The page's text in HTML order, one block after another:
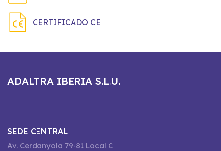
CERTIFICADO CE
ADALTRA IBERIA S.L.U.
SEDE CENTRAL
Av. Cerdanyola 79-81 Local C